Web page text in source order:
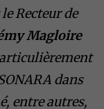
Recteur de
Magloire
dans
entre autres,